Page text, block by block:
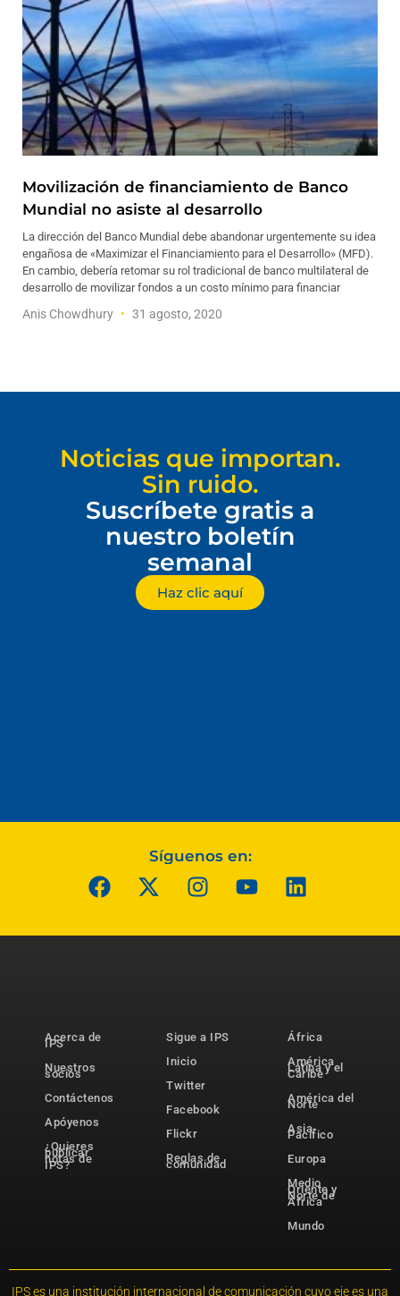
Movilización de financiamiento de Banco
Mundial no asiste al desarrollo
La dirección del Banco Mundial debe abandonar urgentemente su idea
engañosa de «Maximizar el Financiamiento para el Desarrollo» (MFD).
En cambio, debería retomar su rol tradicional de banco multilateral de
desarrollo de movilizar fondos a un costo mínimo para financiar
Anis Chowdhury 31 agosto, 2020
Noticias que importan.
Sin ruido.
Suscríbete gratis a
nuestro boletín
semanal
Haz clic aquí
Síguenos en:
Acerca de
IPS
Nuestros
socios
Contáctenos
Apóyenos
¿Quieres
publicar
notas de
IPS?
Sigue a IPS
Inicio
Twitter
Facebook
Flickr
Reglas de
comunidad
África
América
Latina y el
Caribe
América del
Norte
Asia-
Pacífico
Europa
Medio
Oriente y
Norte de
África
Mundo
IPS es una institución internacional de comunicación cuyo eje es una